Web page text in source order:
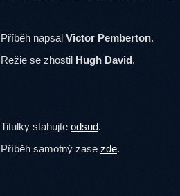
Příběh napsal Victor Pemberton.
Režie se zhostil Hugh David.
Titulky stahujte odsud.
Příběh samotný zase zde.